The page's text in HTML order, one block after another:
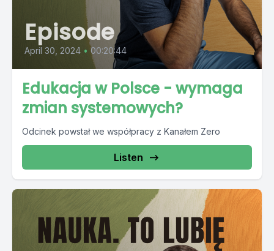
Episode
April 30, 2024 • 00:20:44
Edukacja w Polsce - wymaga
zmian systemowych?
Odcinek powstał we współpracy z Kanałem Zero
Listen